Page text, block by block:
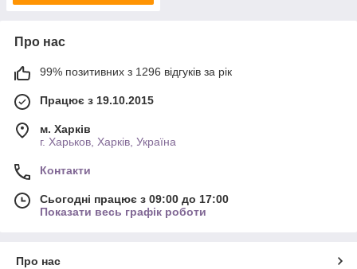
Про нас
99% позитивних з 1296 відгуків за рік
Працює з 19.10.2015
м. Харків
г. Харьков, Харків, Україна
Контакти
Сьогодні працює з 09:00 до 17:00
Показати весь графік роботи
Про нас